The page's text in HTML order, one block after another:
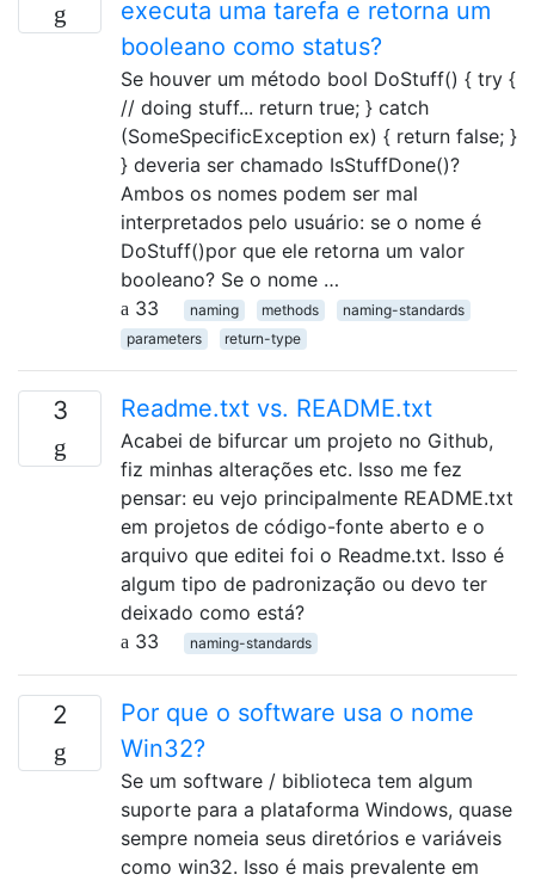
executa uma tarefa e retorna um
booleano como status?
Se houver um método bool DoStuff() { try {
// doing stuff... return true; } catch
(SomeSpecificException ex) { return false; }
} deveria ser chamado IsStuffDone()?
Ambos os nomes podem ser mal
interpretados pelo usuário: se o nome é
DoStuff()por que ele retorna um valor
booleano? Se o nome …
33
naming methods
naming-standards
parameters
return-type
3 Readme.txt vs. README.txt
Acabei de bifurcar um projeto no Github,
fiz minhas alterações etc. Isso me fez
pensar: eu vejo principalmente README.txt
em projetos de código-fonte aberto e o
arquivo que editei foi o Readme.txt. Isso é
algum tipo de padronização ou devo ter
deixado como está?
33
naming-standards
2
Por que o software usa o nome
Win32?
Se um software / biblioteca tem algum
suporte para a plataforma Windows, quase
sempre nomeia seus diretórios e variáveis ​​
como win32. Isso é mais prevalente em